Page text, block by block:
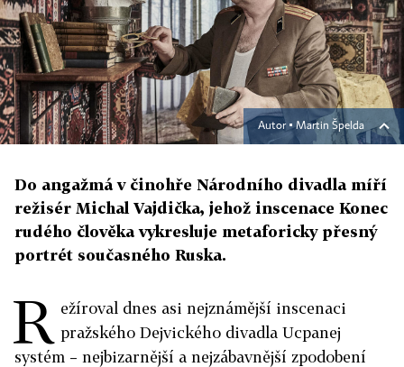
Autor ▪Martin Špelda
Do angažmá v činohře Národního divadla míří
režisér Michal Vajdička, jehož inscenace Konec
rudého člověka vykresluje metaforicky přesný
portrét současného Ruska.
R ežíroval dnes asi nejznámější inscenaci
pražského Dejvického divadla Ucpanej
systém – nejbizarnější a nejzábavnější zpodobení